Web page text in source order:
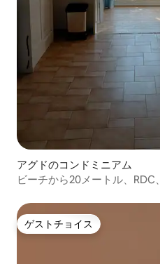
アグドのコンドミニアム
ビーチから20メートル、RDC
ゲストチョイス
ゲストチョイス